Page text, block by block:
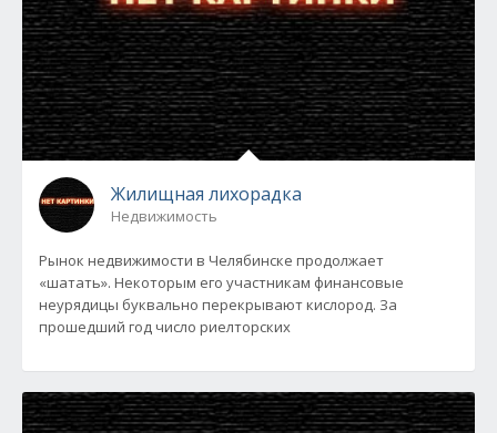
Жилищная лихорадка
Недвижимость
Рынок недвижимости в Челябинске продолжает
«шатать». Некоторым его участникам финансовые
неурядицы буквально перекрывают кислород. За
прошедший год число риелторских